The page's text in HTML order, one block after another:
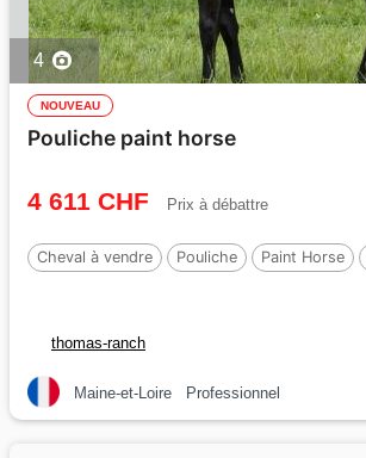
4
NOUVEAU
Pouliche paint horse
4 611 CHF Prix à débattre
Cheval à vendre Pouliche Paint Horse
thomas-ranch
Maine-et-Loire Professionnel